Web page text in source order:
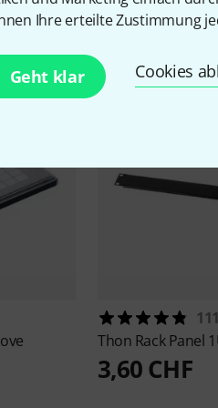
Ihre erteilte Zustimmung
Geht klar Cookies
&
Thon Rack Panel
3,60 CHF